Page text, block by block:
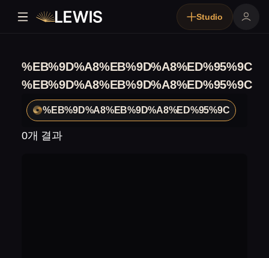
Studio
%EB%9D%A8%EB%9D%A8%ED%95%9C
%EB%9D%A8%EB%9D%A8%ED%95%9C
%EB%9D%A8%EB%9D%A8%ED%95%9C
0개 결과